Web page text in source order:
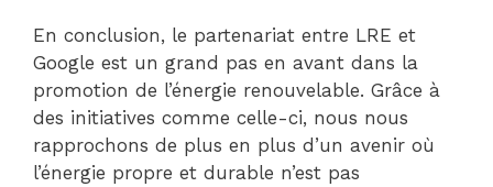
En conclusion, le partenariat entre LRE et
Google est un grand pas en avant dans la
promotion de l’énergie renouvelable. Grâce à
des initiatives comme celle-ci, nous nous
rapprochons de plus en plus d’un avenir où
l’énergie propre et durable n’est pas